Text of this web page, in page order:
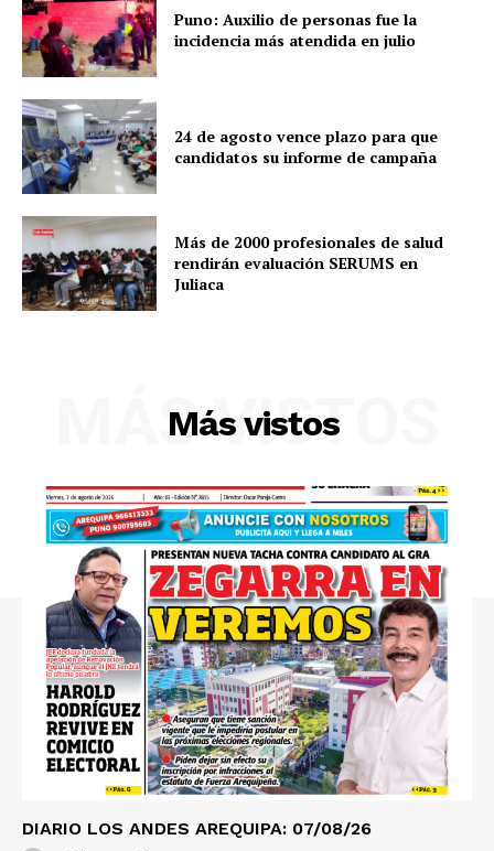
Diario los Andes
Contacto
Prensa
Puno: Auxilio de personas fue la
incidencia más atendida en julio
24 de agosto vence plazo para que
candidatos su informe de campaña
Más de 2000 profesionales de salud
rendirán evaluación SERUMS en
Juliaca
Más vistos
MÁS VISTOS
DIARIO LOS ANDES AREQUIPA: 07/08/26